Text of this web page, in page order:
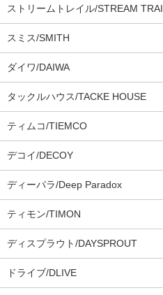
ストリームトレイル/STREAM
スミス/SMITH
ダイワ/DAIWA
タックルハウス/TACKE HOUSE
ティムコ/TIEMCO
デコイ/DECOY
ディーパラ/Deep Paradox
ティモン/TIMON
ディスプラウト/DAYSPROUT
ドライブ/DLIVE